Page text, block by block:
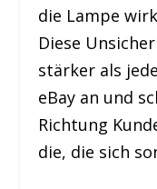
die Lampe
Diese
stärker als
eBay an und
Richtung
die, die sich